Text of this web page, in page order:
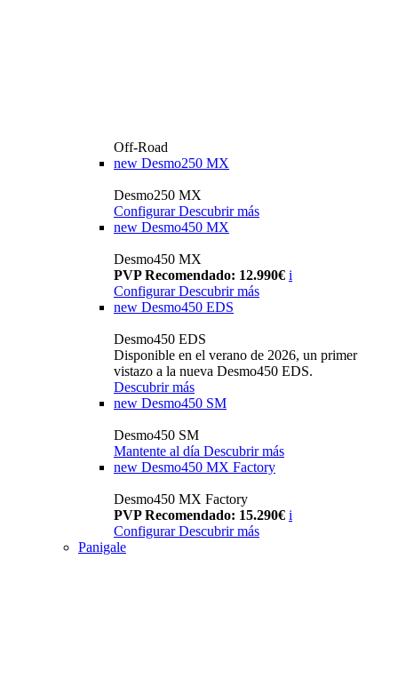
Off-Road
new Desmo250 MX
Desmo250 MX
Configurar Descubrir más
new Desmo450 MX
Desmo450 MX
PVP Recomendado: 12.990€ i
Configurar Descubrir más
new Desmo450 EDS
Desmo450 EDS
Disponible en el verano de 2026, un primer
vistazo a la nueva Desmo450 EDS.
Descubrir más
new Desmo450 SM
Desmo450 SM
Mantente al día Descubrir más
new Desmo450 MX Factory
Desmo450 MX Factory
PVP Recomendado: 15.290€ i
Configurar Descubrir más
Panigale